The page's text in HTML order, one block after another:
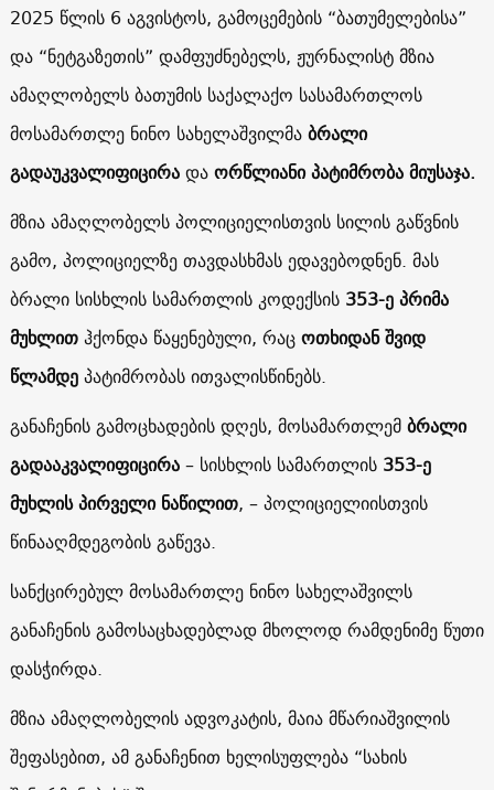
2025 წლის 6 აგვისტოს, გამოცემების “ბათუმელებისა”
და “ნეტგაზეთის” დამფუძნებელს, ჟურნალისტ მზია
ამაღლობელს ბათუმის საქალაქო სასამართლოს
მოსამართლე ნინო სახელაშვილმაბრალი
გადაუკვალიფიცირადაორწლიანი პატიმრობა მიუსაჯა.
მზია ამაღლობელს პოლიციელისთვის სილის გაწვნის
გამო, პოლიციელზე თავდასხმას ედავებოდნენ. მას
ბრალი სისხლის სამართლის კოდექსის 353-ე პრიმა
მუხლითჰქონდა წაყენებული, რაცოთხიდან შვიდ
წლამდეპატიმრობას ითვალისწინებს.
განაჩენის გამოცხადების დღეს, მოსამართლემბრალი
გადააკვალიფიცირა– სისხლის სამართლის 353-ე
მუხლის პირველი ნაწილით, – პოლიციელიისთვის
წინააღმდეგობის გაწევა.
სანქცირებულ მოსამართლე ნინო სახელაშვილს
განაჩენის გამოსაცხადებლად მხოლოდ რამდენიმე წუთი
დასჭირდა.
მზია ამაღლობელის ადვოკატის, მაია მწარიაშვილის
შეფასებით, ამ განაჩენით ხელისუფლება “სახის